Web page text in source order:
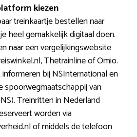
kiezen
treinkaartje bestellen naar
heel gemakkelijk digitaal doen.
naar een vergelijkingswebsite
Thetrainline of Omio.
bij NSInternational en
spoorwegmaatschappij van
Treinritten in Nederland
worden via
of middels de telefoon